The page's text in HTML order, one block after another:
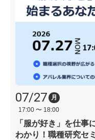
07/27
月
17:00 〜 18:00
「服が好き」を仕事
わかり！職種研究セ